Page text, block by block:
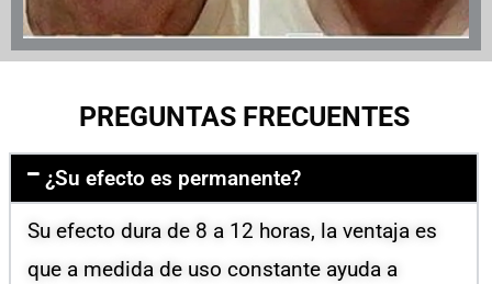
PREGUNTAS FRECUENTES
¿Su efecto es permanente?
Su efecto dura de 8 a 12 horas, la ventaja es
que a medida de uso constante ayuda a